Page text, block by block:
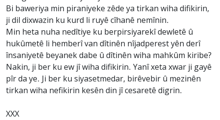
Bi baweriya min piraniyeke zêde ya tirkan wiha difikirin,
ji dil dixwazin ku kurd li ruyê cîhanê nemînin.
Min heta nuha nedîtiye ku berpirsiyarekî dewletê û
hukûmetê li hemberî van dîtinên nîjadperest yên derî
însaniyetê beyanek dabe û dîtinên wiha mahkûm kiribe?
Nakin, ji ber ku ew jî wiha difikirin. Yanî xeta xwar ji gayê
pîr da ye. Ji ber ku siyasetmedar, birêvebir û mezinên
tirkan wiha nefikirin kesên din jî cesaretê digrin.
XXX